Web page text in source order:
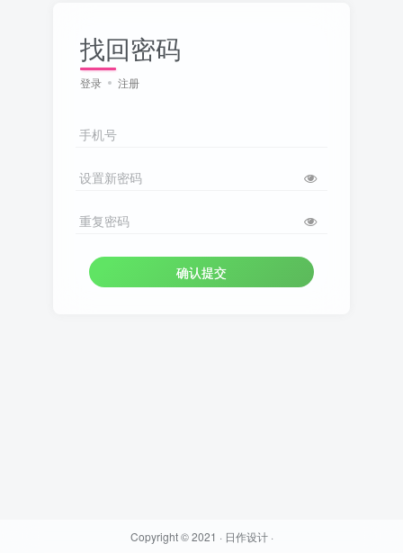
找回密码
登录 注册
手机号
设置新密码
重复密码
确认提交
Copyright © 2021 · 日作设计·